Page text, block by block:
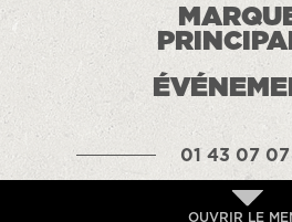
01 43 07 07
OUVRIR LE